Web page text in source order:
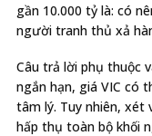
gần 10.000 tỷ là: có
người tranh thủ xả
Câu trả lời phụ thuộc
ngắn hạn, giá VIC có
tâm lý. Tuy nhiên, xét
hấp thụ toàn bộ khối